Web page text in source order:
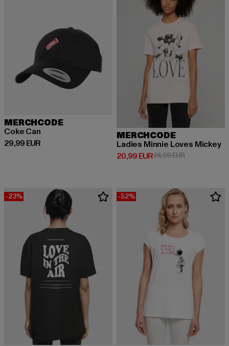
MERCHCODE
Coke Can
29,99 EUR
Prix courant: 29,99 EUR
MERCHCODE
Ladies Minnie Loves Mickey
20,99 EUR
Prix courant: 20,99 EUR
24,99 EURPrix en
-23% -52%